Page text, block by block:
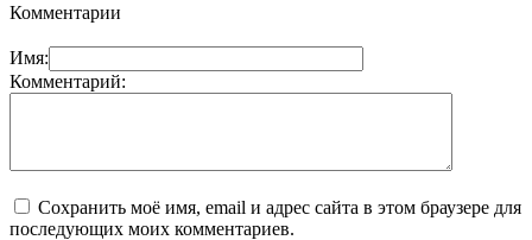
Комментарии
Имя:
Комментарий:
Сохранить моё имя, email и адрес сайта в этом браузере для
последующих моих комментариев.